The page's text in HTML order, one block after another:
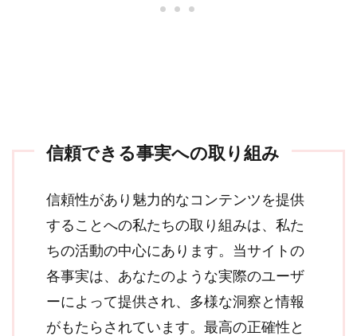
信頼できる事実への取り組み
信頼性があり魅力的なコンテンツを提供
することへの私たちの取り組みは、私た
ちの活動の中心にあります。当サイトの
各事実は、あなたのような実際のユーザ
ーによって提供され、多様な洞察と情報
がもたらされています。最高の正確性と